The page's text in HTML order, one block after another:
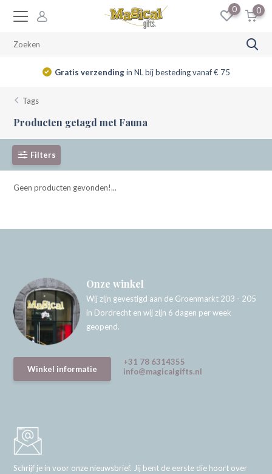
0 0
Gratis verzendingin NL bij besteding vanaf € 75
Tags
Producten getagd met Fauna
Filters
Geen producten gevonden!...
Onze winkel
Wij zijn gevestigd aan de Groenmarkt 203 - 205
in Dordrecht en wij zijn 6 dagen per week
geopend.
Winkel informatie
+31 78 6314355
info@magicalgifts.nl
Schrijf je in voor onze nieuwsbrief. Jij bent de eerste die hoort over